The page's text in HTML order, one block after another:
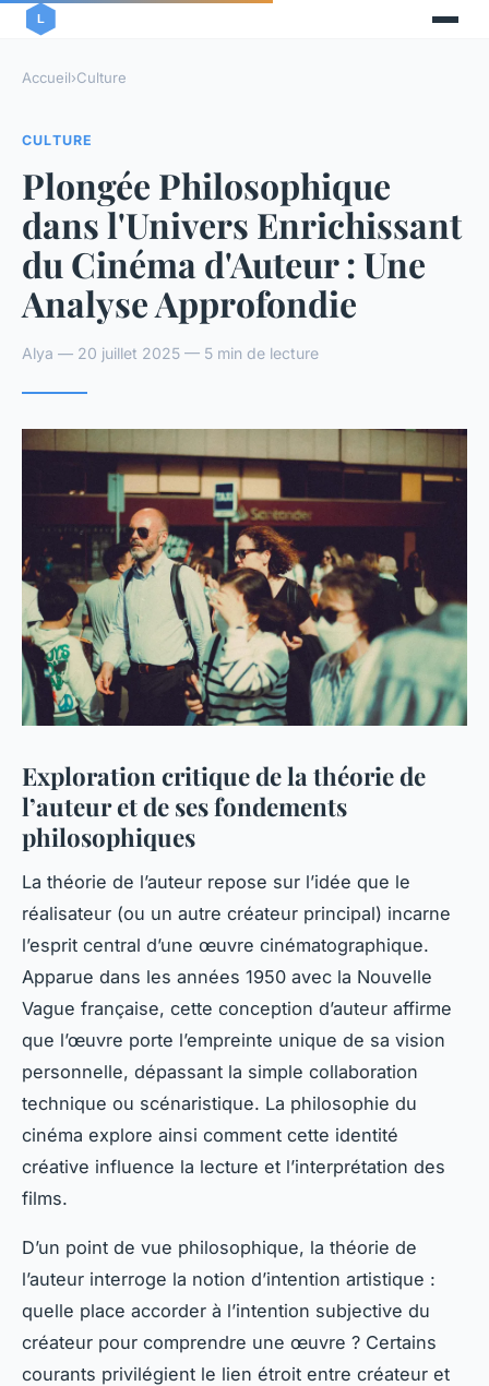
Accueil›Culture
CULTURE
Plongée Philosophique
dans l'Univers Enrichissant
du Cinéma d'Auteur : Une
Analyse Approfondie
Alya — 20 juillet 2025 — 5 min de lecture
Exploration critique de la théorie de
l’auteur et de ses fondements
philosophiques
La théorie de l’auteur repose sur l’idée que le
réalisateur (ou un autre créateur principal) incarne
l’esprit central d’une œuvre cinématographique.
Apparue dans les années 1950 avec la Nouvelle
Vague française, cette conception d’auteur affirme
que l’œuvre porte l’empreinte unique de sa vision
personnelle, dépassant la simple collaboration
technique ou scénaristique. La philosophie du
cinéma explore ainsi comment cette identité
créative influence la lecture et l’interprétation des
films.
D’un point de vue philosophique, la théorie de
l’auteur interroge la notion d’intention artistique :
quelle place accorder à l’intention subjective du
créateur pour comprendre une œuvre ? Certains
courants privilégient le lien étroit entre créateur et